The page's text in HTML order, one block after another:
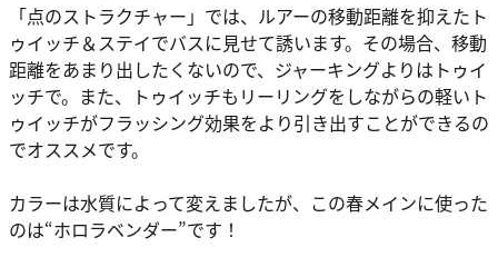
「点のストラクチャー」では、ルアーの移動距離を抑えたト
ゥイッチ＆ステイでバスに見せて誘います。その場合、移動
距離をあまり出したくないので、ジャーキングよりはトゥイ
ッチで。また、トゥイッチもリーリングをしながらの軽いト
ゥイッチがフラッシング効果をより引き出すことができるの
でオススメです。
カラーは水質によって変えましたが、この春メインに使った
のは“ホロラベンダー”です！